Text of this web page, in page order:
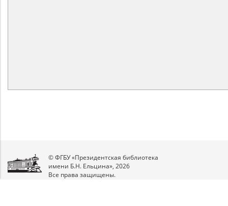
© ФГБУ «Президентская библиотека
имени Б.Н. Ельцина», 2026
Все права защищены.